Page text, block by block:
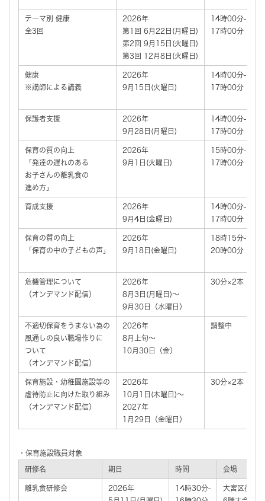
テーマ別 健康
全3回
2026年
第1回 6月22日(月曜日)
第2回 9月15日(火曜日)
第3回 12月8日(火曜日)
14時00分‐
17時00分
健康
※講師による講義
2026年
9月15日(火曜日)
14時00分-
17時00分
保護者支援
2026年
9月28日(月曜日)
14時00分‐
17時00分
保育の質の向上
「発達の遅れのある
お子さんの離乳食の
進め方」
2026年
9月1日(火曜日)
15時00分‐
17時00分
育成支援
2026年
9月4日(金曜日)
14時00分‐
17時00分
保育の質の向上
「保育の中の子どもの声」
2026年
9月18日(金曜日)
18時15分-
20時00分
危機管理について
（オンデマンド配信）
2026年
8月3日(月曜日)～
9月30日（水曜日）
30分×2本
不適切保育をうまない為の
風通しの良い職場作りに
ついて
（オンデマンド配信）
2026年
8月上旬～
10月30日（金）
調整中
保育施設・幼稚園施設等の
虐待防止に向けた取り組み
（オンデマンド配信）
2026年
10月1日(木曜日)～
2027年
1月29日（金曜日）
30分×2本
・保育施設職員対象
研修名 期日 時間 会場
離乳食研修会
2026年
14時30分-
大宮区役所